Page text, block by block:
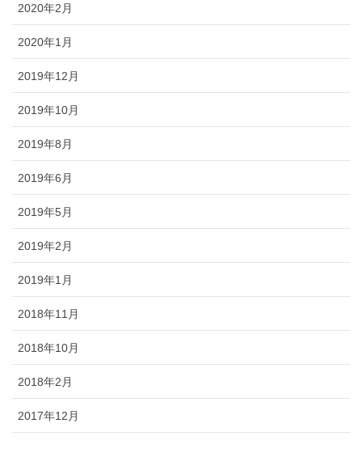
2020年2月
2020年1月
2019年12月
2019年10月
2019年8月
2019年6月
2019年5月
2019年2月
2019年1月
2018年11月
2018年10月
2018年2月
2017年12月